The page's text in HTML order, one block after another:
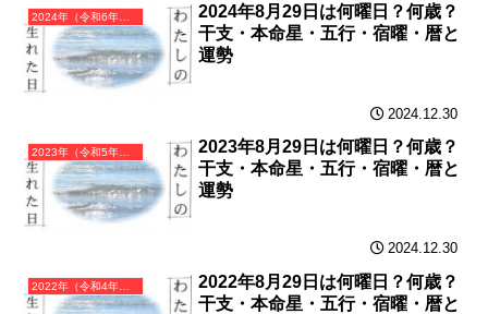
2024年（令和6年）甲辰（きのえたつ）・辰年（たつ年）カレンダー（月曜はじまり）
2024年8月29日は何曜日？何歳？
干支・本命星・五行・宿曜・暦と
運勢
2024.12.30
2023年（令和5年）癸卯（みずのとう）・卯年（うさぎ年）カレンダー（月曜はじまり）
2023年8月29日は何曜日？何歳？
干支・本命星・五行・宿曜・暦と
運勢
2024.12.30
2022年（令和4年）壬寅（みずのえとら）・寅年（とら年）カレンダー（月曜はじまり）
2022年8月29日は何曜日？何歳？
干支・本命星・五行・宿曜・暦と